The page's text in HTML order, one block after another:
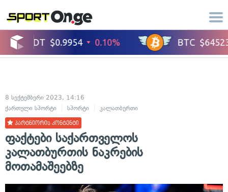
8 სექტემბერი 2023, 14:16
ქართული სპორტი
სპორტი კალათბურთი
პარტნიორის კონტენტი
ფაქტები საქართველოს
კალათბურთის ნაკრების
მოთამაშეებზე